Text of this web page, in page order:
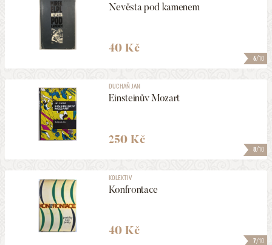
6/10
Nevěsta pod kamenem
40 Kč
8/10
DUCHAŇ JAN
Einsteinův Mozart
250 Kč
7/10
KOLEKTIV
Konfrontace
40 Kč